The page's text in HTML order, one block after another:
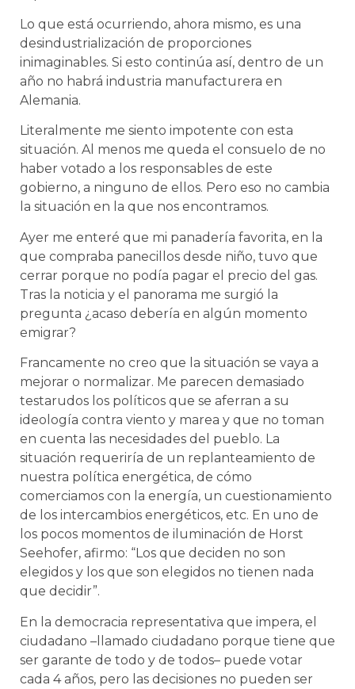
Lo que está ocurriendo, ahora mismo, es una
desindustrialización de proporciones
inimaginables. Si esto continúa así, dentro de un
año no habrá industria manufacturera en
Alemania.
Literalmente me siento impotente con esta
situación. Al menos me queda el consuelo de no
haber votado a los responsables de este
gobierno, a ninguno de ellos. Pero eso no cambia
la situación en la que nos encontramos.
Ayer me enteré que mi panadería favorita, en la
que compraba panecillos desde niño, tuvo que
cerrar porque no podía pagar el precio del gas.
Tras la noticia y el panorama me surgió la
pregunta ¿acaso debería en algún momento
emigrar?
Francamente no creo que la situación se vaya a
mejorar o normalizar. Me parecen demasiado
testarudos los políticos que se aferran a su
ideología contra viento y marea y que no toman
en cuenta las necesidades del pueblo. La
situación requeriría de un replanteamiento de
nuestra política energética, de cómo
comerciamos con la energía, un cuestionamiento
de los intercambios energéticos, etc. En uno de
los pocos momentos de iluminación de Horst
Seehofer, afirmo: “Los que deciden no son
elegidos y los que son elegidos no tienen nada
que decidir”.
En la democracia representativa que impera, el
ciudadano –llamado ciudadano porque tiene que
ser garante de todo y de todos– puede votar
cada 4 años, pero las decisiones no pueden ser